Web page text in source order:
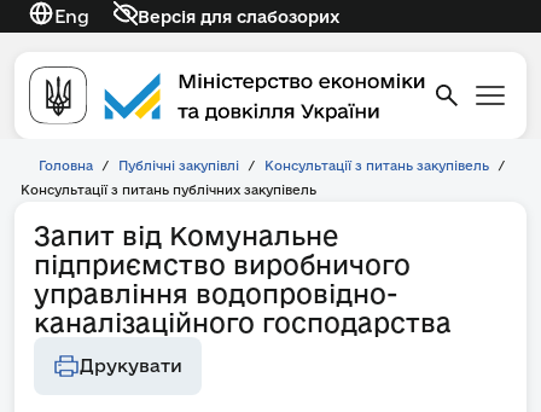
Eng Версія для слабозорих
Головна / Публічні закупівлі / Консультації з питань закупівель
/
Консультації з питань публічних закупівель
Запит від Комунальне
підприємство виробничого
управління водопровідно-
каналізаційного господарства
Друкувати